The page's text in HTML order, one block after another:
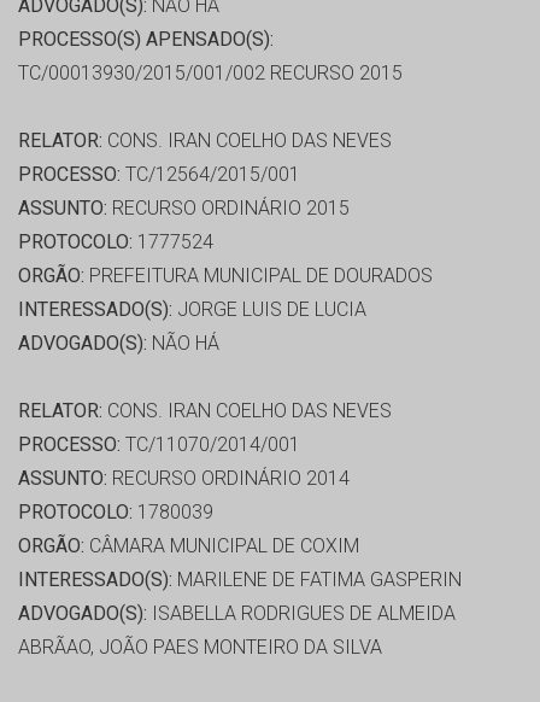
ADVOGADO(S): NÃO HÁ
PROCESSO(S) APENSADO(S):
TC/00013930/2015/001/002 RECURSO 2015
RELATOR: CONS. IRAN COELHO DAS NEVES
PROCESSO: TC/12564/2015/001
ASSUNTO: RECURSO ORDINÁRIO 2015
PROTOCOLO: 1777524
ORGÃO: PREFEITURA MUNICIPAL DE DOURADOS
INTERESSADO(S): JORGE LUIS DE LUCIA
ADVOGADO(S): NÃO HÁ
RELATOR: CONS. IRAN COELHO DAS NEVES
PROCESSO: TC/11070/2014/001
ASSUNTO: RECURSO ORDINÁRIO 2014
PROTOCOLO: 1780039
ORGÃO: CÂMARA MUNICIPAL DE COXIM
INTERESSADO(S): MARILENE DE FATIMA GASPERIN
ADVOGADO(S): ISABELLA RODRIGUES DE ALMEIDA
ABRÃAO, JOÃO PAES MONTEIRO DA SILVA